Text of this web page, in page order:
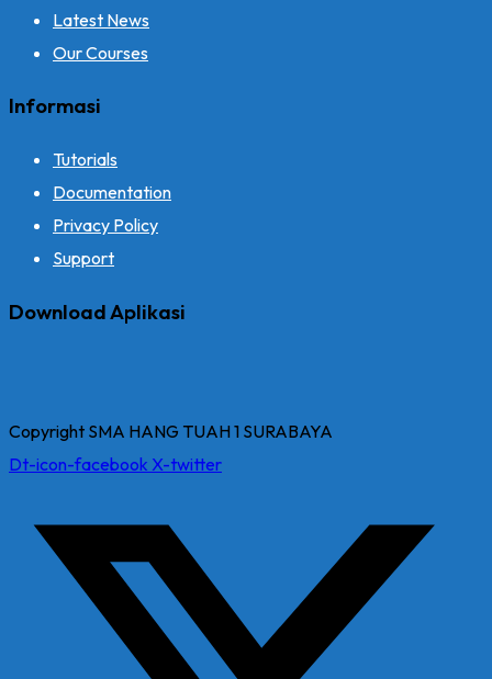
Latest News
Our Courses
Informasi
Tutorials
Documentation
Privacy Policy
Support
Download Aplikasi
Copyright SMA HANG TUAH 1 SURABAYA
Dt-icon-facebook X-twitter